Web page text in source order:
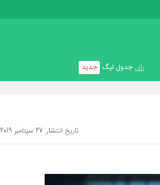
جدول لیگ جدید
تاریخ انتشار: 27 سپتامبر 2019